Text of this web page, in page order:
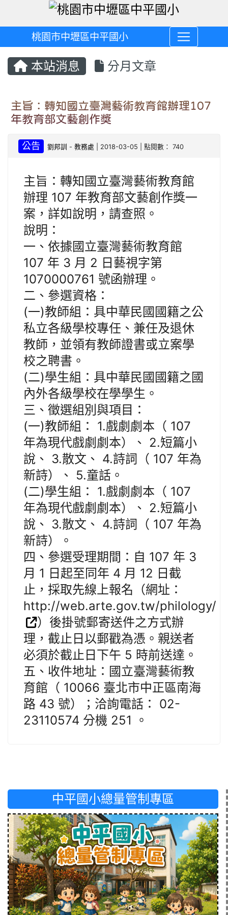
桃園市中壢區中平國小
本站消息 分月文章
主旨：轉知國立臺灣藝術教育館辦理107
年教育部文藝創作獎
公告 劉邦訓 -教務處 | 2018-03-05 | 點閱數： 740
主旨：轉知國立臺灣藝術教育館
辦理 107 年教育部文藝創作獎一
案，詳如說明，請查照。
說明：
一、依據國立臺灣藝術教育館
107 年 3 月 2 日藝視字第
1070000761 號函辦理。
二、參選資格：
(一)教師組：具中華民國國籍之公
私立各級學校專任、兼任及退休
教師，並領有教師證書或立案學
校之聘書。
(二)學生組：具中華民國國籍之國
內外各級學校在學學生。
三、徵選組別與項目：
(一)教師組： 1.戲劇劇本（ 107
年為現代戲劇劇本）、 2.短篇小
說、 3.散文、 4.詩詞（ 107 年為
新詩）、 5.童話。
(二)學生組： 1.戲劇劇本（ 107
年為現代戲劇劇本）、 2.短篇小
說、 3.散文、 4.詩詞（ 107 年為
新詩）。
四、參選受理期間：自 107 年 3
月 1 日起至同年 4 月 12 日截
止，採取先線上報名（網址：
http://web.arte.gov.tw/philology/
）後掛號郵寄送件之方式辦
理，截止日以郵戳為憑。親送者
必須於截止日下午 5 時前送達。
五、收件地址：國立臺灣藝術教
育館（ 10066 臺北市中正區南海
路 43 號）；洽詢電話： 02-
23110574 分機 251 。
中平國小總量管制專區